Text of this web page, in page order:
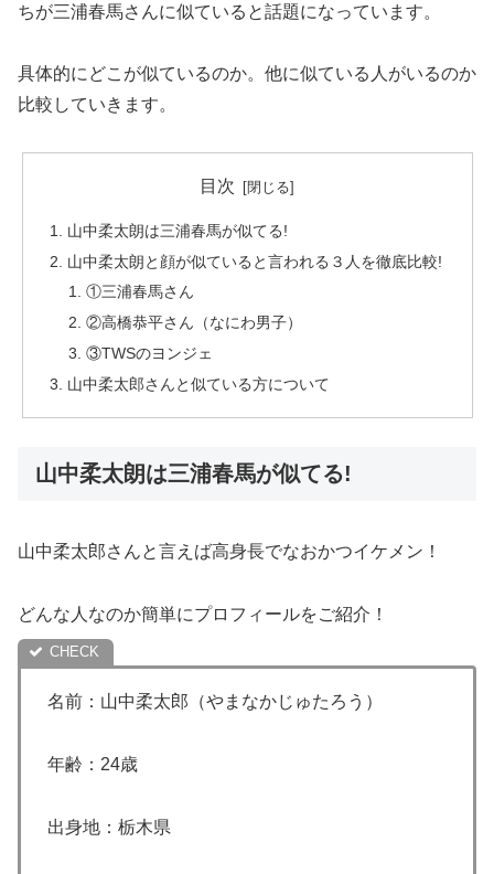
ちが三浦春馬さんに似ていると話題になっています。
具体的にどこが似ているのか。他に似ている人がいるのか
比較していきます。
目次
山中柔太朗は三浦春馬が似てる!
山中柔太朗と顔が似ていると言われる３人を徹底比較!
①三浦春馬さん
②高橋恭平さん（なにわ男子）
③TWSのヨンジェ
山中柔太郎さんと似ている方について
山中柔太朗は三浦春馬が似てる!
山中柔太郎さんと言えば高身長でなおかつイケメン！
どんな人なのか簡単にプロフィールをご紹介！
名前：山中柔太郎（やまなかじゅたろう）
年齢：24歳
出身地：栃木県